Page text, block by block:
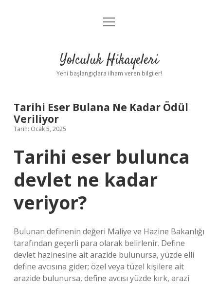
Anasayfa
Yasal Uyarı
menüyü
Yolculuk Hikayeleri
Yeni başlangıçlara ilham veren bilgiler!
Tarihi Eser Bulana Ne Kadar Ödül
Veriliyor
Tarih: Ocak 5, 2025
Tarihi eser bulunca
devlet ne kadar
veriyor?
Bulunan definenin değeri Maliye ve Hazine Bakanlığı
tarafından geçerli para olarak belirlenir. Define
devlet hazinesine ait arazide bulunursa, yüzde elli
define avcısına gider; özel veya tüzel kişilere ait
arazide bulunursa, define avcısı yüzde kırk, arazi